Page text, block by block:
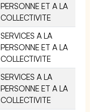
PERSONNE ET A LA
COLLECTIVITE
SERVICES A LA
PERSONNE ET A LA
COLLECTIVITE
SERVICES A LA
PERSONNE ET A LA
COLLECTIVITE